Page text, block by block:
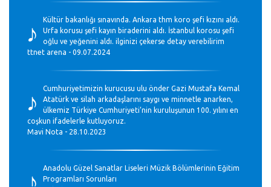
♪
Kültür bakanlığı sınavında. Ankara thm koro şefi kızını aldı.
Urfa korusu şefi kayın biraderini aldı. İstanbul korosu şefi
oğlu ve yeğenini aldı. ilginizi çekerse detay verebilirim
ttnet arena - 09.07.2024
♪
Cumhuriyetimizin kurucusu ulu önder Gazi Mustafa Kemal
Atatürk ve silah arkadaşlarını saygı ve minnetle anarken,
ülkemiz Türkiye Cumhuriyeti’nin kuruluşunun 100. yılını en
coşkun ifadelerle kutluyoruz.
Mavi Nota - 28.10.2023
♪
Anadolu Güzel Sanatlar Liseleri Müzik Bölümlerinin Eğitim
Programları Sorunları